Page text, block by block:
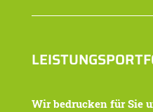
Wir bedrucken für Sie